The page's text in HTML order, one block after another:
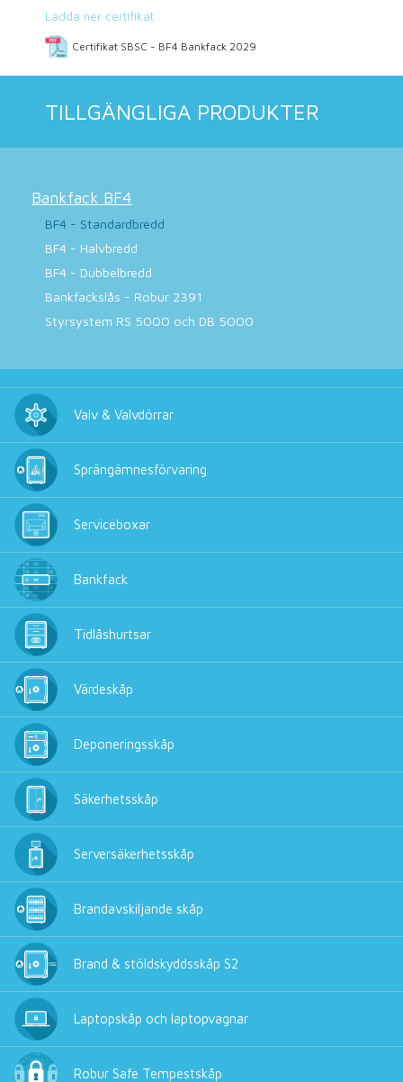
Ladda ner certifikat
Certifikat SBSC - BF4 Bankfack 2029
TILLGÄNGLIGA PRODUKTER
Bankfack BF4
BF4 - Standardbredd
BF4 - Halvbredd
BF4 - Dubbelbredd
Bankfackslås - Robur 2391
Styrsystem RS 5000 och DB 5000
Valv & Valvdörrar
Sprängämnesförvaring
Serviceboxar
Bankfack
Tidlåshurtsar
Värdeskåp
Deponeringsskåp
Säkerhetsskåp
Serversäkerhetsskåp
Brandavskiljande skåp
Brand & stöldskyddsskåp S2
Laptopskåp och laptopvagnar
Robur Safe Tempestskåp